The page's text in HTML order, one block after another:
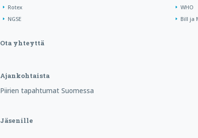
Rotex
NGSE
WHO
Bill ja
Ota yhteyttä
Ajankohtaista
Piirien tapahtumat Suomessa
Jäsenille